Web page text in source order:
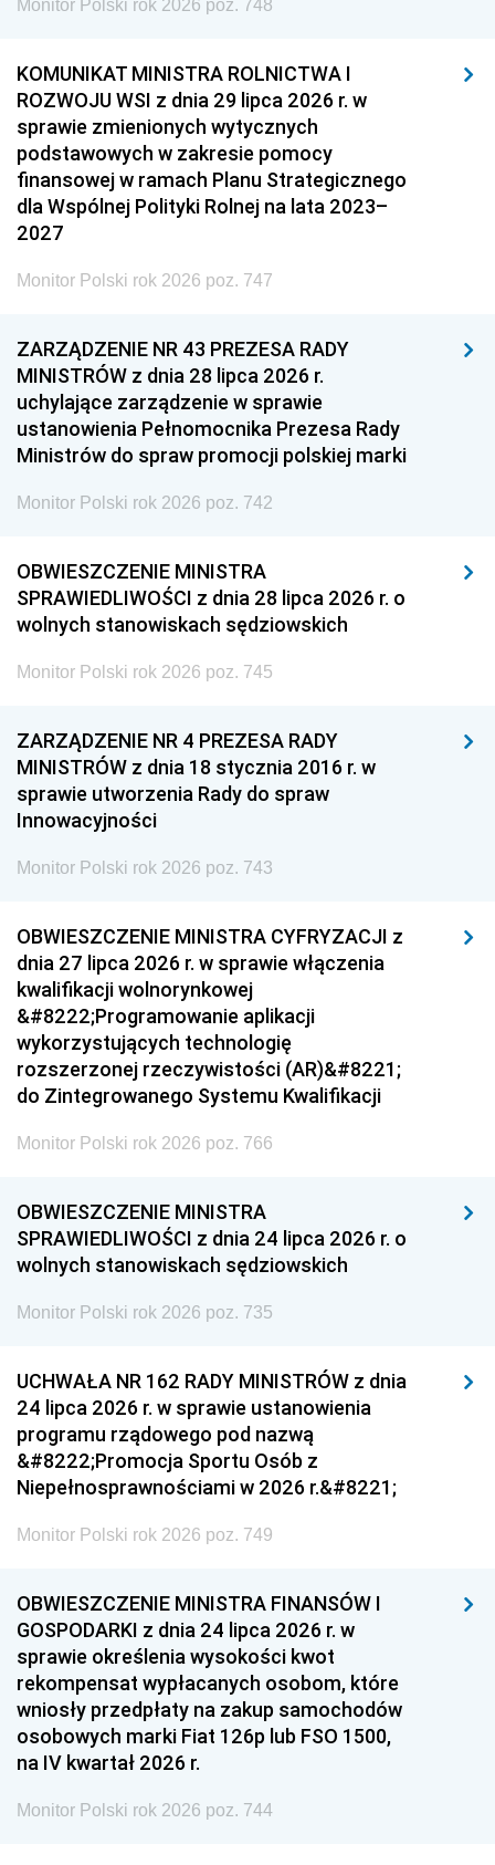
Monitor Polski rok 2026 poz. 748
KOMUNIKAT MINISTRA ROLNICTWA I
ROZWOJU WSI z dnia 29 lipca 2026 r. w
sprawie zmienionych wytycznych
podstawowych w zakresie pomocy
finansowej w ramach Planu Strategicznego
dla Wspólnej Polityki Rolnej na lata 2023–
2027
Monitor Polski rok 2026 poz. 747
ZARZĄDZENIE NR 43 PREZESA RADY
MINISTRÓW z dnia 28 lipca 2026 r.
uchylające zarządzenie w sprawie
ustanowienia Pełnomocnika Prezesa Rady
Ministrów do spraw promocji polskiej marki
Monitor Polski rok 2026 poz. 742
OBWIESZCZENIE MINISTRA
SPRAWIEDLIWOŚCI z dnia 28 lipca 2026 r. o
wolnych stanowiskach sędziowskich
Monitor Polski rok 2026 poz. 745
ZARZĄDZENIE NR 4 PREZESA RADY
MINISTRÓW z dnia 18 stycznia 2016 r. w
sprawie utworzenia Rady do spraw
Innowacyjności
Monitor Polski rok 2026 poz. 743
OBWIESZCZENIE MINISTRA CYFRYZACJI z
dnia 27 lipca 2026 r. w sprawie włączenia
kwalifikacji wolnorynkowej
&#8222;Programowanie aplikacji
wykorzystujących technologię
rozszerzonej rzeczywistości (AR)&#8221;
do Zintegrowanego Systemu Kwalifikacji
Monitor Polski rok 2026 poz. 766
OBWIESZCZENIE MINISTRA
SPRAWIEDLIWOŚCI z dnia 24 lipca 2026 r. o
wolnych stanowiskach sędziowskich
Monitor Polski rok 2026 poz. 735
UCHWAŁA NR 162 RADY MINISTRÓW z dnia
24 lipca 2026 r. w sprawie ustanowienia
programu rządowego pod nazwą
&#8222;Promocja Sportu Osób z
Niepełnosprawnościami w 2026 r.&#8221;
Monitor Polski rok 2026 poz. 749
OBWIESZCZENIE MINISTRA FINANSÓW I
GOSPODARKI z dnia 24 lipca 2026 r. w
sprawie określenia wysokości kwot
rekompensat wypłacanych osobom, które
wniosły przedpłaty na zakup samochodów
osobowych marki Fiat 126p lub FSO 1500,
na IV kwartał 2026 r.
Monitor Polski rok 2026 poz. 744